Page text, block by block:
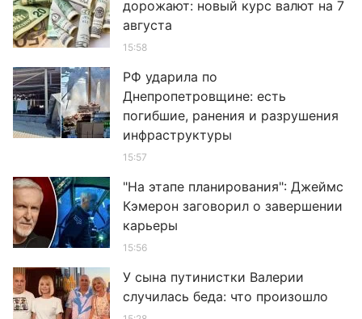
дорожают: новый курс валют на 7
августа
15:58
РФ ударила по
Днепропетровщине: есть
погибшие, ранения и разрушения
инфраструктуры
15:57
"На этапе планирования": Джеймс
Кэмерон заговорил о завершении
карьеры
15:56
У сына путинистки Валерии
случилась беда: что произошло